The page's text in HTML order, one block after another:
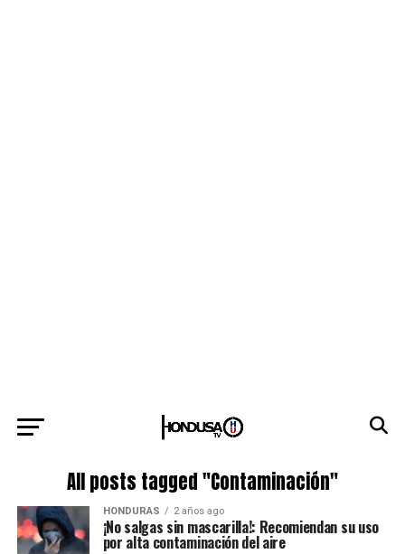
All posts tagged "Contaminación"
HONDURAS 2 años ago
¡No salgas sin mascarilla!: Recomiendan su uso
por alta contaminación del aire